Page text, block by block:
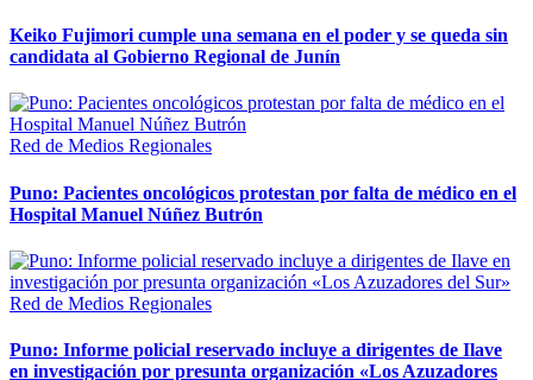
Keiko Fujimori cumple una semana en el poder y se queda sin
candidata al Gobierno Regional de Junín
Red de Medios Regionales
Puno: Pacientes oncológicos protestan por falta de médico en el
Hospital Manuel Núñez Butrón
Red de Medios Regionales
Puno: Informe policial reservado incluye a dirigentes de Ilave
en investigación por presunta organización «Los Azuzadores